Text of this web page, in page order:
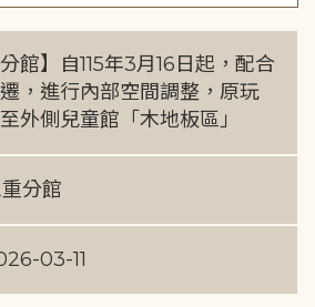
分館】自115年3月16日起，配合
，進行內部空間調整，原玩
外側兒童館「木地板區」
分館
03-11